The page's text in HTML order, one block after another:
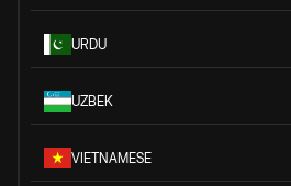
URDU
UZBEK
VIETNAMESE